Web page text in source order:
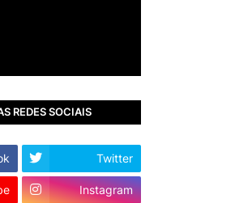
REDES SOCIAIS
Twitter
Instagram